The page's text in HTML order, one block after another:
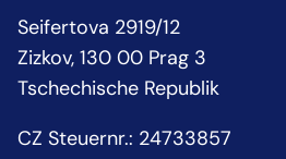
Seifertova 2919/12
Zizkov, 130 00 Prag 3
Tschechische Republik
CZ Steuernr.: 24733857